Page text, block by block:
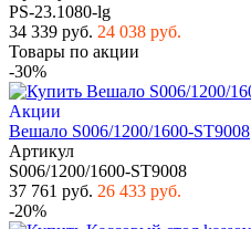
PS-23.1080-lg
34 339 руб. 24 038 руб.
Товары по акции
-30%
Акции
Вешало S006/1200/1600-ST9008
Артикул
S006/1200/1600-ST9008
37 761 руб. 26 433 руб.
-20%